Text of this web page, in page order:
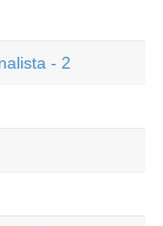
- 2